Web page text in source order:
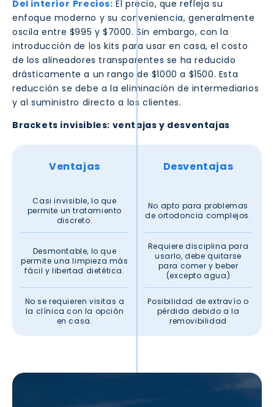
Del interior Precios: El precio, que refleja su
enfoque moderno y su conveniencia, generalmente
oscila entre $995 y $7000. Sin embargo, con la
introducción de los kits para usar en casa, el costo
de los alineadores transparentes se ha reducido
drásticamente a un rango de $1000 a $1500. Esta
reducción se debe a la eliminación de intermediarios
y al suministro directo a los clientes.
Brackets invisibles: ventajas y desventajas
Ventajas Desventajas
Casi invisible, lo que
permite un tratamiento
discreto.
No apto para problemas
de ortodoncia complejos.
Desmontable, lo que
permite una limpieza más
fácil y libertad dietética.
Requiere disciplina para
usarlo, debe quitarse
para comer y beber
(excepto agua)
No se requieren visitas a
la clínica con la opción
en casa.
Posibilidad de extravío o
pérdida debido a la
removibilidad